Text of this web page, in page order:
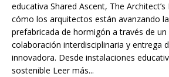
educativa Shared Ascent, The
cómo los arquitectos están avanzando
prefabricada de hormigón a través de
colaboración interdisciplinaria y entrega
innovadora. Desde instalaciones
sostenible Leer más...